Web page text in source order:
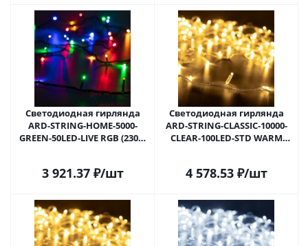
Светодиодная гирлянда
ARD-STRING-HOME-5000-
GREEN-50LED-LIVE RGB (230V,
3 921.37₽/шт
Светодиодная гирлянда
ARD-STRING-CLASSIC-10000-
CLEAR-100LED-STD WARM
4 578.53₽/шт